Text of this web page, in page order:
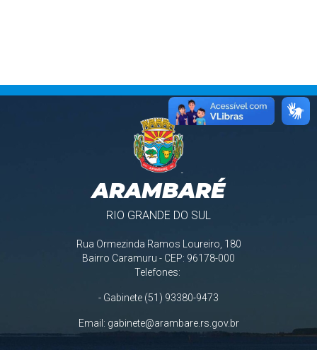
ARAMBARÉ
RIO GRANDE DO SUL
Rua Ormezinda Ramos Loureiro, 180
Bairro Caramuru - CEP: 96178-000
Telefones:
- Gabinete (51) 93380-9473
Email: gabinete@arambare.rs.gov.br